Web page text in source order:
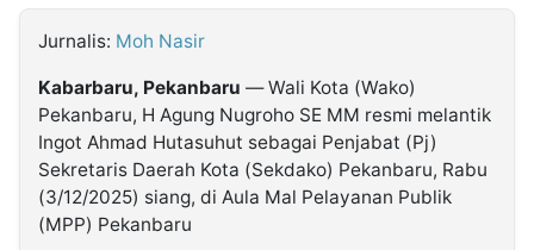
Kabarbaru.co
2026
Jurnalis: Moh Nasir
Kabarbaru, Pekanbaru — Wali Kota (Wako)
Pekanbaru, H Agung Nugroho SE MM resmi melantik
Ingot Ahmad Hutasuhut sebagai Penjabat (Pj)
Sekretaris Daerah Kota (Sekdako) Pekanbaru, Rabu
(3/12/2025) siang, di Aula Mal Pelayanan Publik
(MPP) Pekanbaru